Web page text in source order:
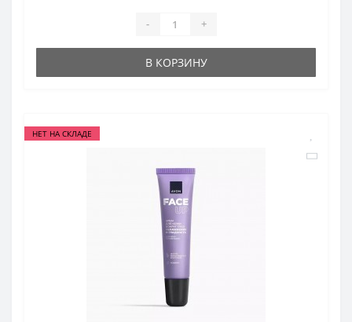
- +
В КОРЗИНУ
НЕТ НА СКЛАДЕ